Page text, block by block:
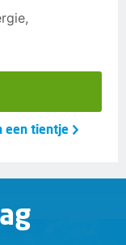
een tientje